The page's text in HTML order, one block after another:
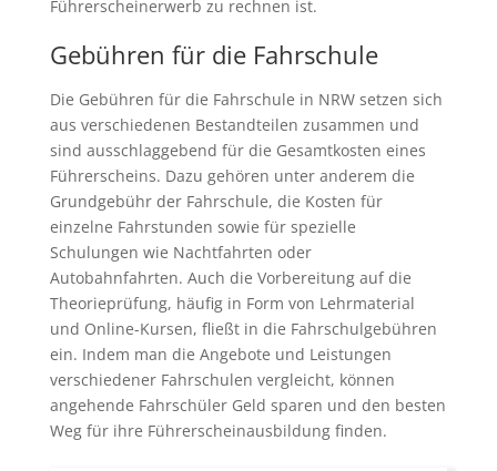
Führerscheinerwerb zu rechnen ist.
Gebühren für die Fahrschule
Die Gebühren für die Fahrschule in NRW setzen sich
aus verschiedenen Bestandteilen zusammen und
sind ausschlaggebend für die Gesamtkosten eines
Führerscheins. Dazu gehören unter anderem die
Grundgebühr der Fahrschule, die Kosten für
einzelne Fahrstunden sowie für spezielle
Schulungen wie Nachtfahrten oder
Autobahnfahrten. Auch die Vorbereitung auf die
Theorieprüfung, häufig in Form von Lehrmaterial
und Online-Kursen, fließt in die Fahrschulgebühren
ein. Indem man die Angebote und Leistungen
verschiedener Fahrschulen vergleicht, können
angehende Fahrschüler Geld sparen und den besten
Weg für ihre Führerscheinausbildung finden.